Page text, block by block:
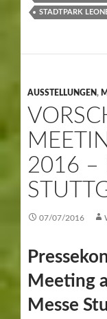
STADTPARK
AUSSTELLUNGEN,
2016 –
07/07/2016
Meeting
Messe